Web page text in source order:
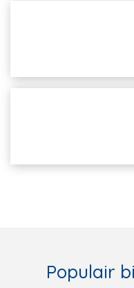
Populair